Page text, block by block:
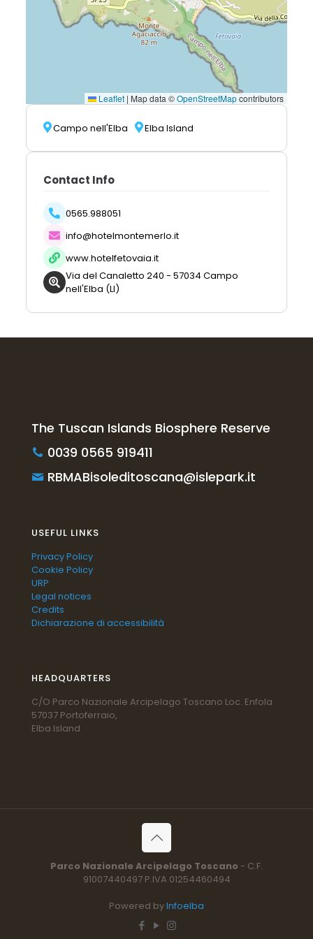
Leaflet | Map data ©OpenStreetMapcontributors
Campo nell'Elba Elba Island
Contact Info
0565.988051
info@hotelmontemerlo.it
www.hotelfetovaia.it
Via del Canaletto 240 - 57034 Campo
nell'Elba (LI)
The Tuscan Islands Biosphere Reserve
0039 0565 919411
RBMABisoleditoscana@islepark.it
USEFUL LINKS
Privacy Policy
Cookie Policy
URP
Legal notices
Credits
Dichiarazione di accessibilità
HEADQUARTERS
C/O Parco Nazionale Arcipelago Toscano Loc. Enfola
57037 Portoferraio,
Elba Island
Parco Nazionale Arcipelago Toscano - C.F.
91007440497 P.IVA 01254460494
Powered byInfoelba